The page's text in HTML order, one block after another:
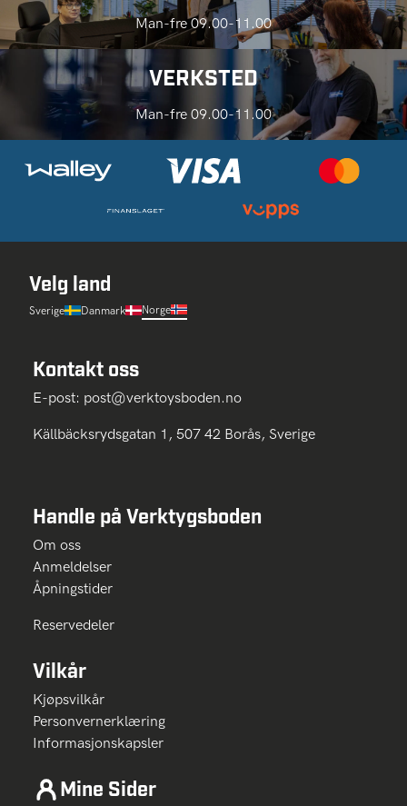
Man-fre 09.00-11.00
VERKSTED
Man-fre 09.00-11.00
Velg land
Sverige Danmark Norge
Kontakt oss
E-post: post@verktoysboden.no
Källbäcksrydsgatan 1, 507 42 Borås, Sverige
Handle på Verktygsboden
Om oss
Anmeldelser
Åpningstider
Reservedeler
Vilkår
Kjøpsvilkår
Personvernerklæring
Informasjonskapsler
Mine Sider